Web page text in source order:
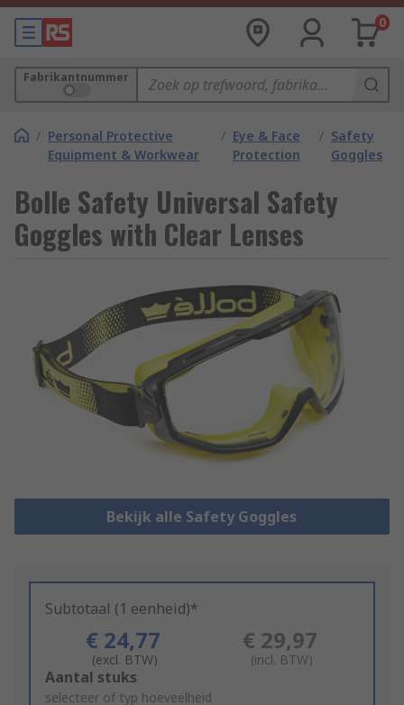
0
Fabrikantnummer
/ Personal Protective
Equipment & Workwear
/ Eye & Face
Protection
/ Safety
Goggles
Bolle Safety Universal Safety
Goggles with Clear Lenses
Bekijk alle Safety Goggles
Subtotaal (1 eenheid)*
€ 24,77
(excl. BTW)
€ 29,97
(incl. BTW)
Add
to
Aantal stuks
selecteer of typ hoeveelheid